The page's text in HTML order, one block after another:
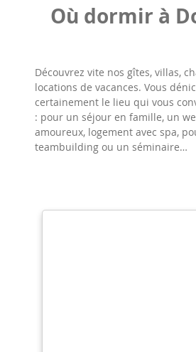
Où dormir à
Découvrez vite nos gîtes, villas,
locations de vacances. Vous
certainement le lieu qui vous
: pour un séjour en famille, un
amoureux, logement avec spa,
teambuilding ou un séminaire…